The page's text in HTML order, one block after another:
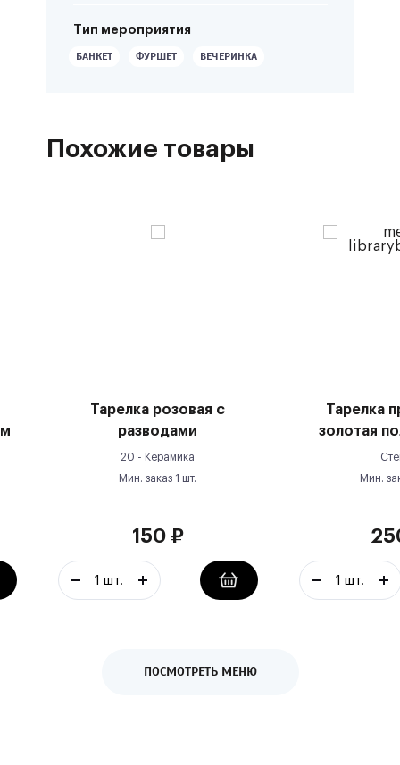
Тип мероприятия
БАНКЕТ ФУРШЕТ ВЕЧЕРИНКА
Похожие товары
Тарелка розовая с
разводами
20 - Керамика
Мин. заказ 1 шт.
150₽
Тарелка
золотая
Мин.
ПОСМОТРЕТЬ МЕНЮ